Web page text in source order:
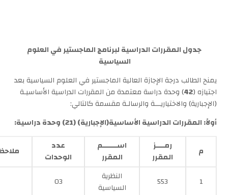
جدول المقررات الدراسية لبرنامج الماجستير في العلوم
السياسية
يمنح الطالب درجة الإجازة العالية الماجستير في العلوم السياسية بعد
اجتيازه (42) وحدة دراسة معتمدة من المقررات الدراسية الأساسيـة
(الإجبارية) والاختياريـــة والرسالـة مقسمة كالتالي:
أولاً: المقررات الدراسية الأساسية(الإجبارية) (21) وحدة دراسية:
م
رمــــز
المقرر
اســـــــم
المقرر
عدد
الوحدات
1
553
النظرية
السياسية
03